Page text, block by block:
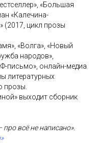
«Большая
«Калечина-
(2017, цикл прозы
«Волга», «Новый
народов»,
письмо», онлайн-медиа
литературных
прозы.
выходит сборник
всё не написано».